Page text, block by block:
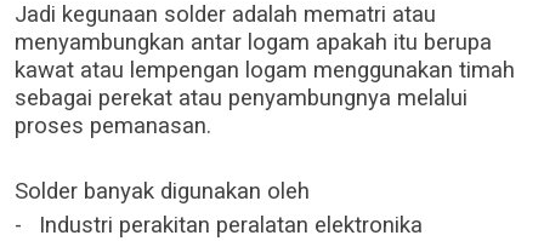
Jadi kegunaan solder adalah mematri atau
menyambungkan antar logam apakah itu berupa
kawat atau lempengan logam menggunakan timah
sebagai perekat atau penyambungnya melalui
proses pemanasan.
Solder banyak digunakan oleh
-
Industri perakitan peralatan elektronika